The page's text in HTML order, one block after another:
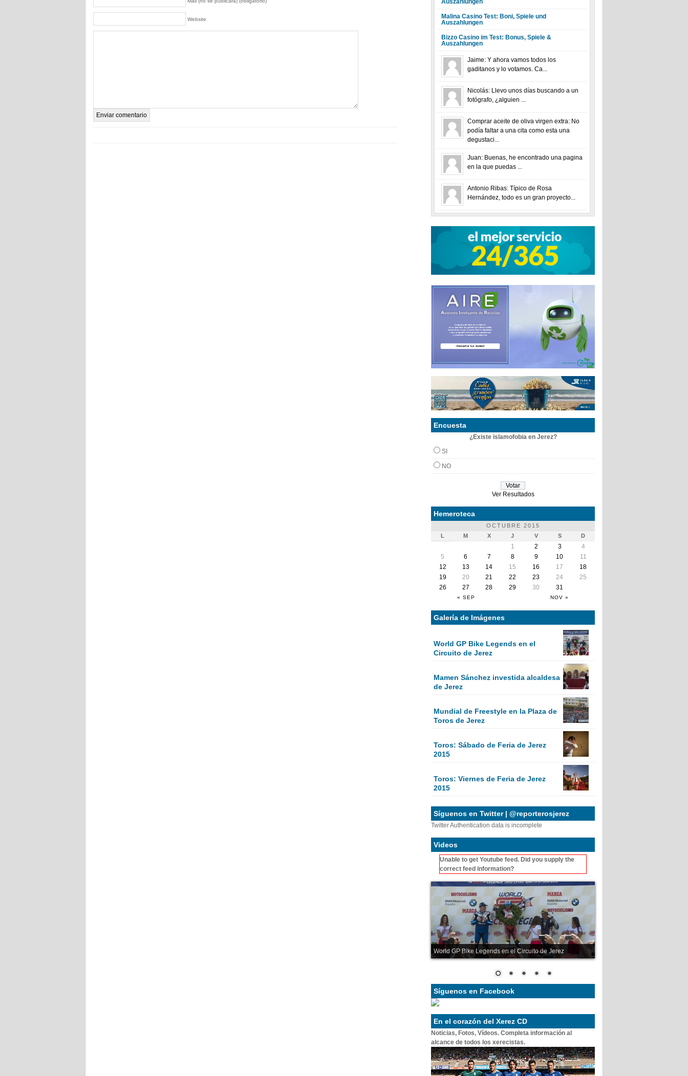
Website
Malina Casino Test: Boni, Spiele und
Auszahlungen
Bizzo Casino im Test: Bonus, Spiele &
Auszahlungen
Jaime: Y ahora vamos todos los
gaditanos y lo votamos. Ca...
Nicolás: Llevo unos días buscando a un
fotógrafo, ¿alguien ...
Comprar aceite de oliva virgen extra: No
podía faltar a una cita como esta una
degustaci...
Juan: Buenas, he encontrado una pagina
en la que puedas ...
Antonio Ribas: Típico de Rosa
Hernández, todo es un gran proyecto...
Encuesta
¿Existe islamofobia en Jerez?
SI
NO
Ver Resultados
Hemeroteca
OCTUBRE 2015
L
M X J V S D
« SEP NOV »
1 2 3
4
5
6 7 8 9 10
11
12
13 14 15 16 17
18
19
20 21 22 23 24
25
26
27 28 29 30 31
Galería de Imágenes
World GP Bike Legends en el
Circuito de Jerez
Mamen Sánchez investida alcaldesa
de Jerez
Mundial de Freestyle en la Plaza de
Toros de Jerez
Toros: Sábado de Feria de Jerez
2015
Toros: Viernes de Feria de Jerez
2015
Síguenos en Twitter | @reporterosjerez
Twitter Authentication data is incomplete
Videos
Unable to get Youtube feed. Did you supply the
correct feed information?
World GP Bike Legends en el Circuito de Jerez
Síguenos en Facebook
En el corazón del Xerez CD
Noticias, Fotos, Vídeos. Completa información al
alcance de todos los xerecistas.